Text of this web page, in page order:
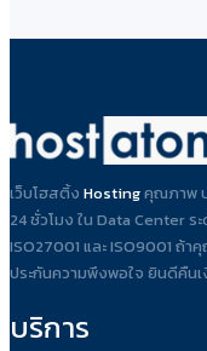
เว็บโฮสติ้ง Hostingคุณภาพ
24 ชั่วโมง ใน Data Center
ISO27001 และ ISO9001 ถ้า
ประกันความพึงพอใจ ยินดีคืน
บริการ